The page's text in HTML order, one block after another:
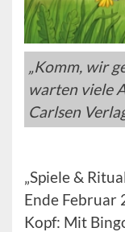
„Komm, wir
warten viele
Carlsen
„Spiele &
Ende Februar
Kopf: Mit